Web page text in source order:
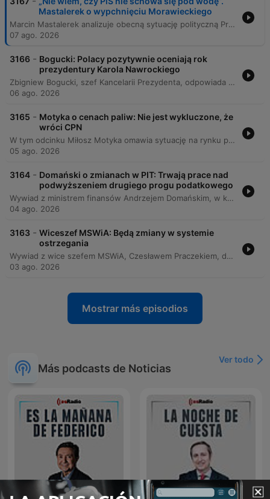
Mastalerek o wypchnięciu Morawieckiego
Marcin Mastalerek analizuje obecną sytuację polityczną Prawa i Sprawiedliwości, wskazując na ryzyko utraty pozycji lidera prawicy na rzecz Konfederacji oraz omawia przyszłą rolę Mateusza Morawieckiego i wpływ Karola Nawrockiego na scenę polityczną. Rozmowa dotyczy również potencjalnych scenariuszy koalicyjnych między Koalicją Obywatelską a PSL, sytuacji Donalda Tuska oraz aktywności politycznej Andrzeja Dudy po zakończeniu prezydentury.
07 ago. 2026
3166 - Bogucki: Polacy pozytywnie oceniają rok
prezydentury Karola Nawrockiego
Zbigniew Bogucki, szef Kancelarii Prezydenta, odpowiada na pytania dotyczące prezydentury, w tym zarzutów o dzielenie Polaków oraz kwestii wetowania ustaw. Rozmowa obejmuje również temat ułaskawienia Pana Starucha oraz kontrowersje wokół spotkania w Pałacu Prezydenckim z Jerzym Ziębą. Rozmówca omawia proces rozpatrywania nowej ustawy oraz reaguje na krytykę ministra Żurka dotyczącą weryfikacji życiorysów sędziów. Poruszane są także relacje na linii Premier-Prezydent, sytuacja ugrupowań prawicowych oraz osobiste ambicje polityczne Boguckiego.
06 ago. 2026
3165 - Motyka o cenach paliw: Nie jest wykluczone, że
wróci CPN
W tym odcinku Miłosz Motyka omawia sytuację na rynku paliw, wskazując na spadki cen hurtowych oraz potencjalne wprowadzenie pakietu CPN. Rozmowa dotyczy również bezpieczeństwa energetycznego Polski podczas upałów, postępów w budowie elektrowni jądrowej w Choczewie oraz trudności związanych z systemem ETS. Gość krytykuje polityczne spory wokół systemu ETS oraz próby rebrandingu Mateusza Morawieckiego na polityka centroprawicowego, wskazując na brak autentyczności w zmianie wizerunkowej byłego premiera.
05 ago. 2026
3164 - Domański o zmianach w PIT: Trwają prace nad
podwyższeniem drugiego progu podatkowego
Wywiad z ministrem finansów Andrzejem Domańskim, w którym poruszane są kluczowe kwestie dotyczące polityki fiskalnej i budżetowej Polski. Rozmowa koncentruje się na planowanych zmianach w systemie podatkowym, w tym na potencjalnym podniesieniu progu podatkowego oraz kwoty wolnej od podatku w ramach prac nad ustawą budżetową na rok 2027. Minister wskazuje na wyzwania związane z rosnącymi wynagrodzeniami i koniecznością zachowania odpowiedzialności budżetowej przy jednoczesnych wysokich nakładach na bezpieczeństwo i ochronę zdrowia. W dalszej części rozmowy poruszono temat cen paliw, wpływu decyzji prezydenta Andrzeja Dudy na mechanizmy wsparcia kierowców oraz kwestię akcyzy na alkohol. Dyskusja obejmuje także aspekty polityki demograficznej, w tym ocenę programów takich jak Aktywny Rodzic oraz propozycje zmian w systemie emerytalnym i podatku katastralnym.
04 ago. 2026
3163 - Wiceszef MSWiA: Będą zmiany w systemie
ostrzegania
Wywiad z wice szefem MSWiA, Czesławem Praczekiem, dotyczący bezpieczeństwa narodowego oraz sytuacji przestępczości w Polsce. Rozmowa obejmuje kwestie procedur postępowania w przypadku zagrożenia powietrznego, modernizacji systemów alarmowych (syreny, alert RCB) oraz rozwoju aplikacji mobilnych do ostrzegania ludności. Gość odnosi się również do statystyk dotyczących przestępstw z nienawiści wobec obywateli Ukrainy, wskazując na wzrost liczby incydentów motywowanych etnicznie, przy jednoczesnym spadku ogólnej przestępczości kryminalnej. W dalszej części dyskusji poruszono temat politycznego zaangażowania funkcjonariuszy służb mundurowych oraz ochrony bezstronności formacji podległych MSWiA.
03 ago. 2026
Mostrar más episodios
Más podcasts de Noticias
Ver todo